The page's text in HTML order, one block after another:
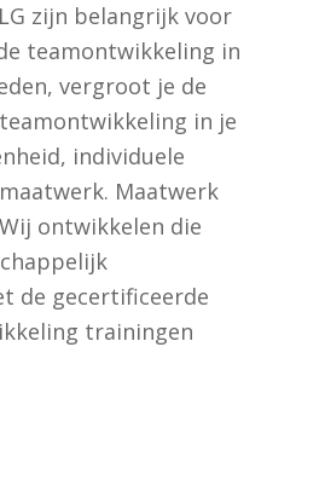
zijn belangrijk voor
teamontwikkeling in
vergroot je de
in je
individuele
Maatwerk
ontwikkelen die
de gecertificeerde
trainingen